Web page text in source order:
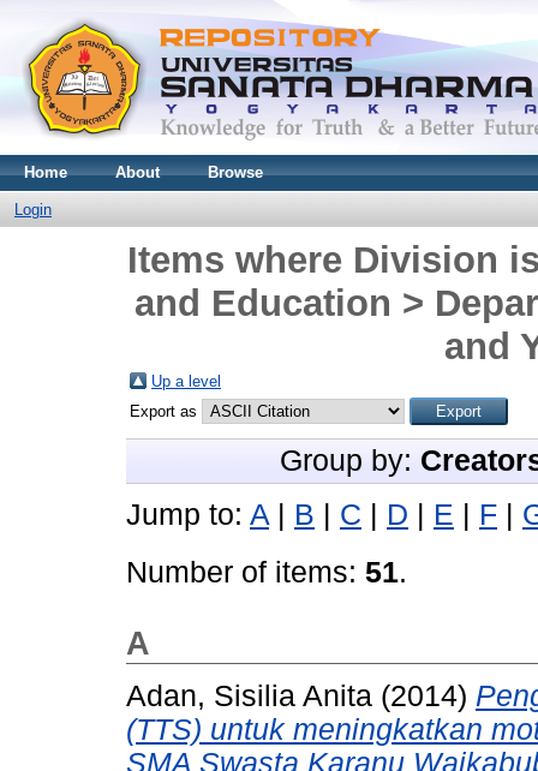
Home About Browse
Login
Items where Division
and Education >
and
Up a level
Export as
Group by:
Jump to: A B C D E F
Number of items: 51.
A
Adan, Sisilia Anita (2014)
(TTS) untuk meningkatkan
SMA Swasta Karanu